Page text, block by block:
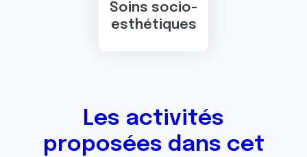
Soins socio-
esthétiques
Les activités
proposées dans cet